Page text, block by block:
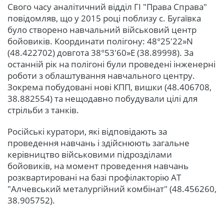
Свого часу аналітичний відділ ГІ "Права Справа"
повідомляв, що у 2015 році поблизу с. Бугаївка
було створено навчальний військовий центр
бойовиків. Координати полігону: 48°25′22»N
(48.422702) довгота 38°53′60»E (38.89998). За
останній рік на полігоні були проведені інженерні
роботи з облаштування навчального центру.
Зокрема побудовані нові КПП, вишки (48.406708,
38.882554) та нещодавно побудували цілі для
стрільби з танків.
Російські куратори, які відповідають за
проведення навчань і здійснюють загальне
керівництво військовими підрозділами
бойовиків, на момент проведення навчань
розквартировані на базі профілакторію АТ
"Алчевський металургійний комбінат" (48.456260,
38.905752).